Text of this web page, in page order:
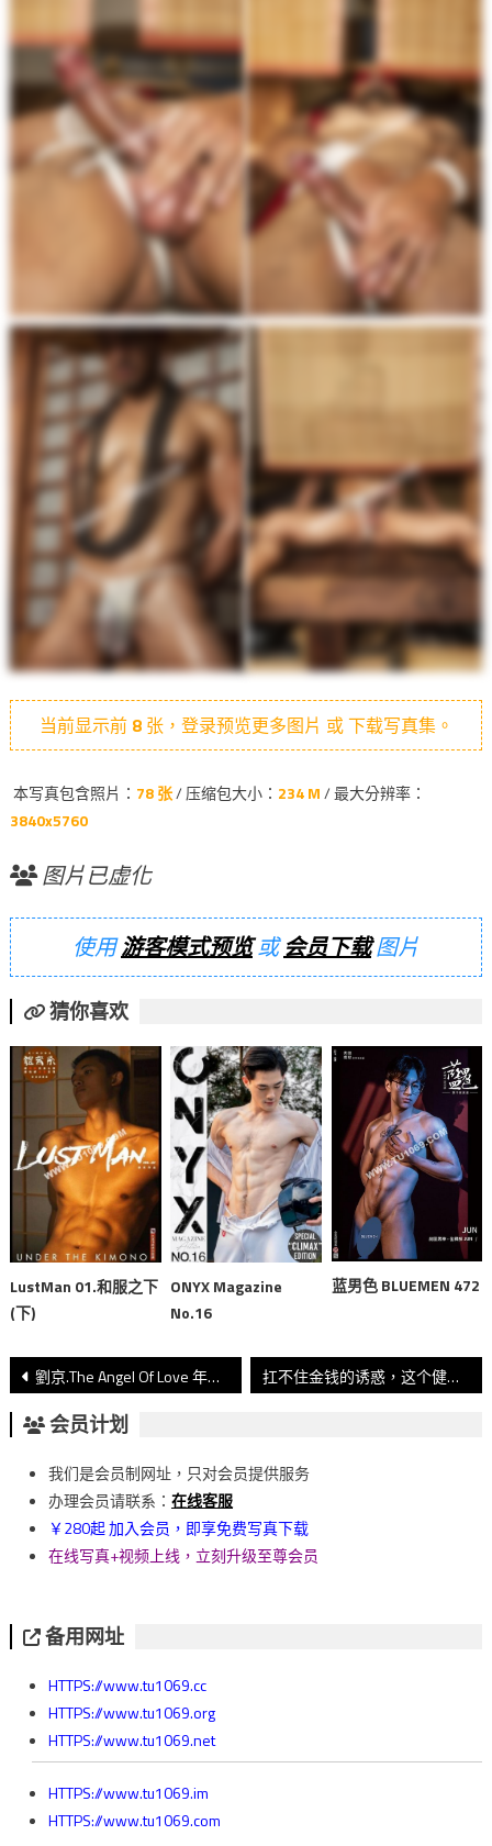
当前显示前 8张，登录预览更多图片 或 下载写真集。
本写真包含照片： 78 张/ 压缩包大小： 234 M/ 最大分辨率：
3840x5760
图片已虚化
使用游客模式预览或会员下载图片
猜你喜欢
LustMan 01.和服之下
(下)
ONYX Magazine
No.16
蓝男色 BLUEMEN 472
文
章
導
覽
劉京.The Angel Of Love 年度精選版 扛不住金钱的诱惑，这个健身教练还是下海了~
会员计划
我们是会员制网址，只对会员提供服务
办理会员请联系： 在线客服
￥280起 加入会员，即享免费写真下载
在线写真+视频上线，立刻升级至尊会员
备用网址
HTTPS://www.tu1069.cc
HTTPS://www.tu1069.org
HTTPS://www.tu1069.net
HTTPS://www.tu1069.im
HTTPS://www.tu1069.com